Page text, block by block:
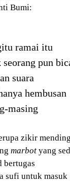
Bumi:
ramai itu
pun
suara
hembusan
masing
zikir
marbotyang
bertugas
sufi untuk masuk